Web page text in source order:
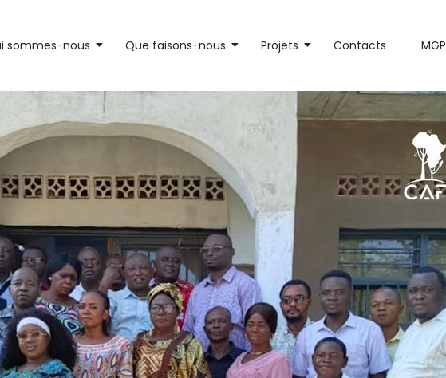
sommes-nous Que faisons-nous Projets Contacts MGP